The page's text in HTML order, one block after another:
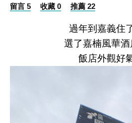
留言 5 收藏 0 推薦 22
過年到嘉義住
選了嘉楠風華酒
飯店外觀好